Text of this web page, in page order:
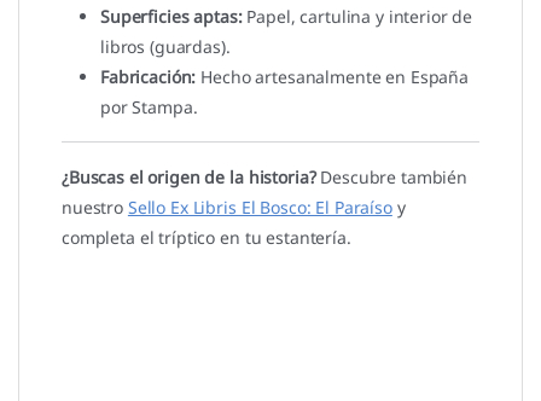
Superficies aptas:Papel, cartulina y interior de
libros (guardas).
Fabricación: Hecho artesanalmente en España
por Stampa.
¿Buscas el origen de la historia?Descubre también
nuestro Sello Ex Libris El Bosco: El Paraísoy
completa el tríptico en tu estantería.